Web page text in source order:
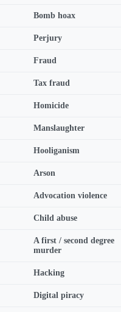
Bomb hoax
Perjury
Fraud
Tax fraud
Homicide
Manslaughter
Hooliganism
Arson
Advocation violence
Child abuse
A first / second degree
murder
Hacking
Digital piracy